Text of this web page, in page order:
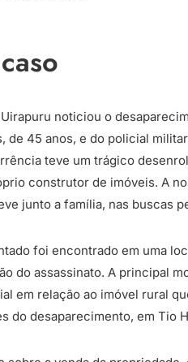
noticiou o
de 45 anos, e do policial
teve um trágico
construtor de imóveis. A
junto a família, nas buscas
foi encontrado em uma
do assassinato. A principal
em relação ao imóvel rural
do desaparecimento, em Tio